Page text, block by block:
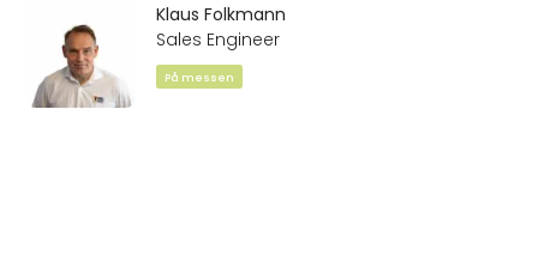
Klaus Folkmann
Sales Engineer
På messen